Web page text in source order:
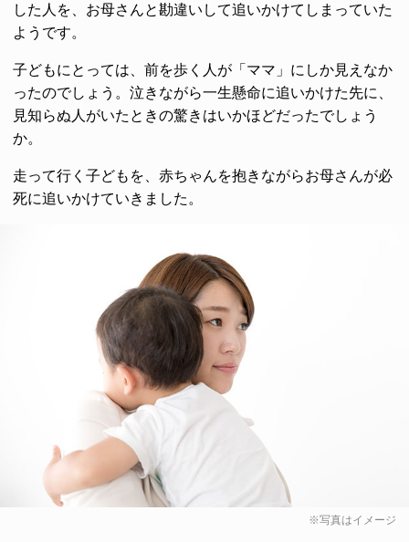
した人を、お母さんと勘違いして追いかけてしまっていた
ようです。
子どもにとっては、前を歩く人が「ママ」にしか見えなか
ったのでしょう。泣きながら一生懸命に追いかけた先に、
見知らぬ人がいたときの驚きはいかほどだったでしょう
か。
走って行く子どもを、赤ちゃんを抱きながらお母さんが必
死に追いかけていきました。
※写真はイメージ